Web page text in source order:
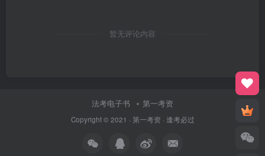
暂无评论内容
法考电子书 第一考资
Copyright © 2021 · 第一考资 · 逢考必过